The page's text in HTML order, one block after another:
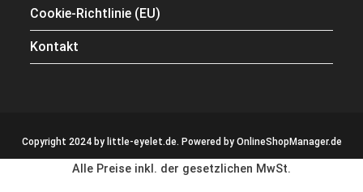
Cookie-Richtlinie (EU)
Kontakt
Copyright 2024 by little-eyelet.de. Powered by OnlineShopManager.de
Alle Preise inkl. der gesetzlichen MwSt.